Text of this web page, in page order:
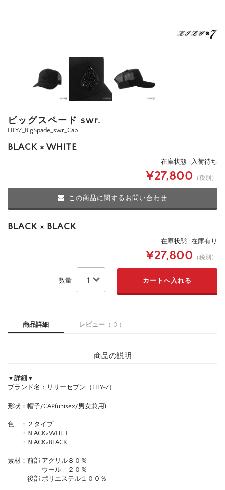
ビッグスペード swr.
LILY7_BigSpade_swr_Cap
BLACK × WHITE
在庫状態 : 入荷待ち
¥27,800 （税別）
この商品に関するお問い合わせ
BLACK × BLACK
在庫状態 : 在庫有り
¥27,800 （税別）
数量
商品詳細 レビュー （ 0 ）
商品の説明
▼詳細▼
ブランド名：リリーセブン（LILY-7）
形状：帽子/CAP(unisex/男女兼用)
色 ：２タイプ
・BLACK×WHITE
・BLACK×BLACK
素材：前部 アクリル８０％
ウール ２０％
後部 ポリエステル１００％